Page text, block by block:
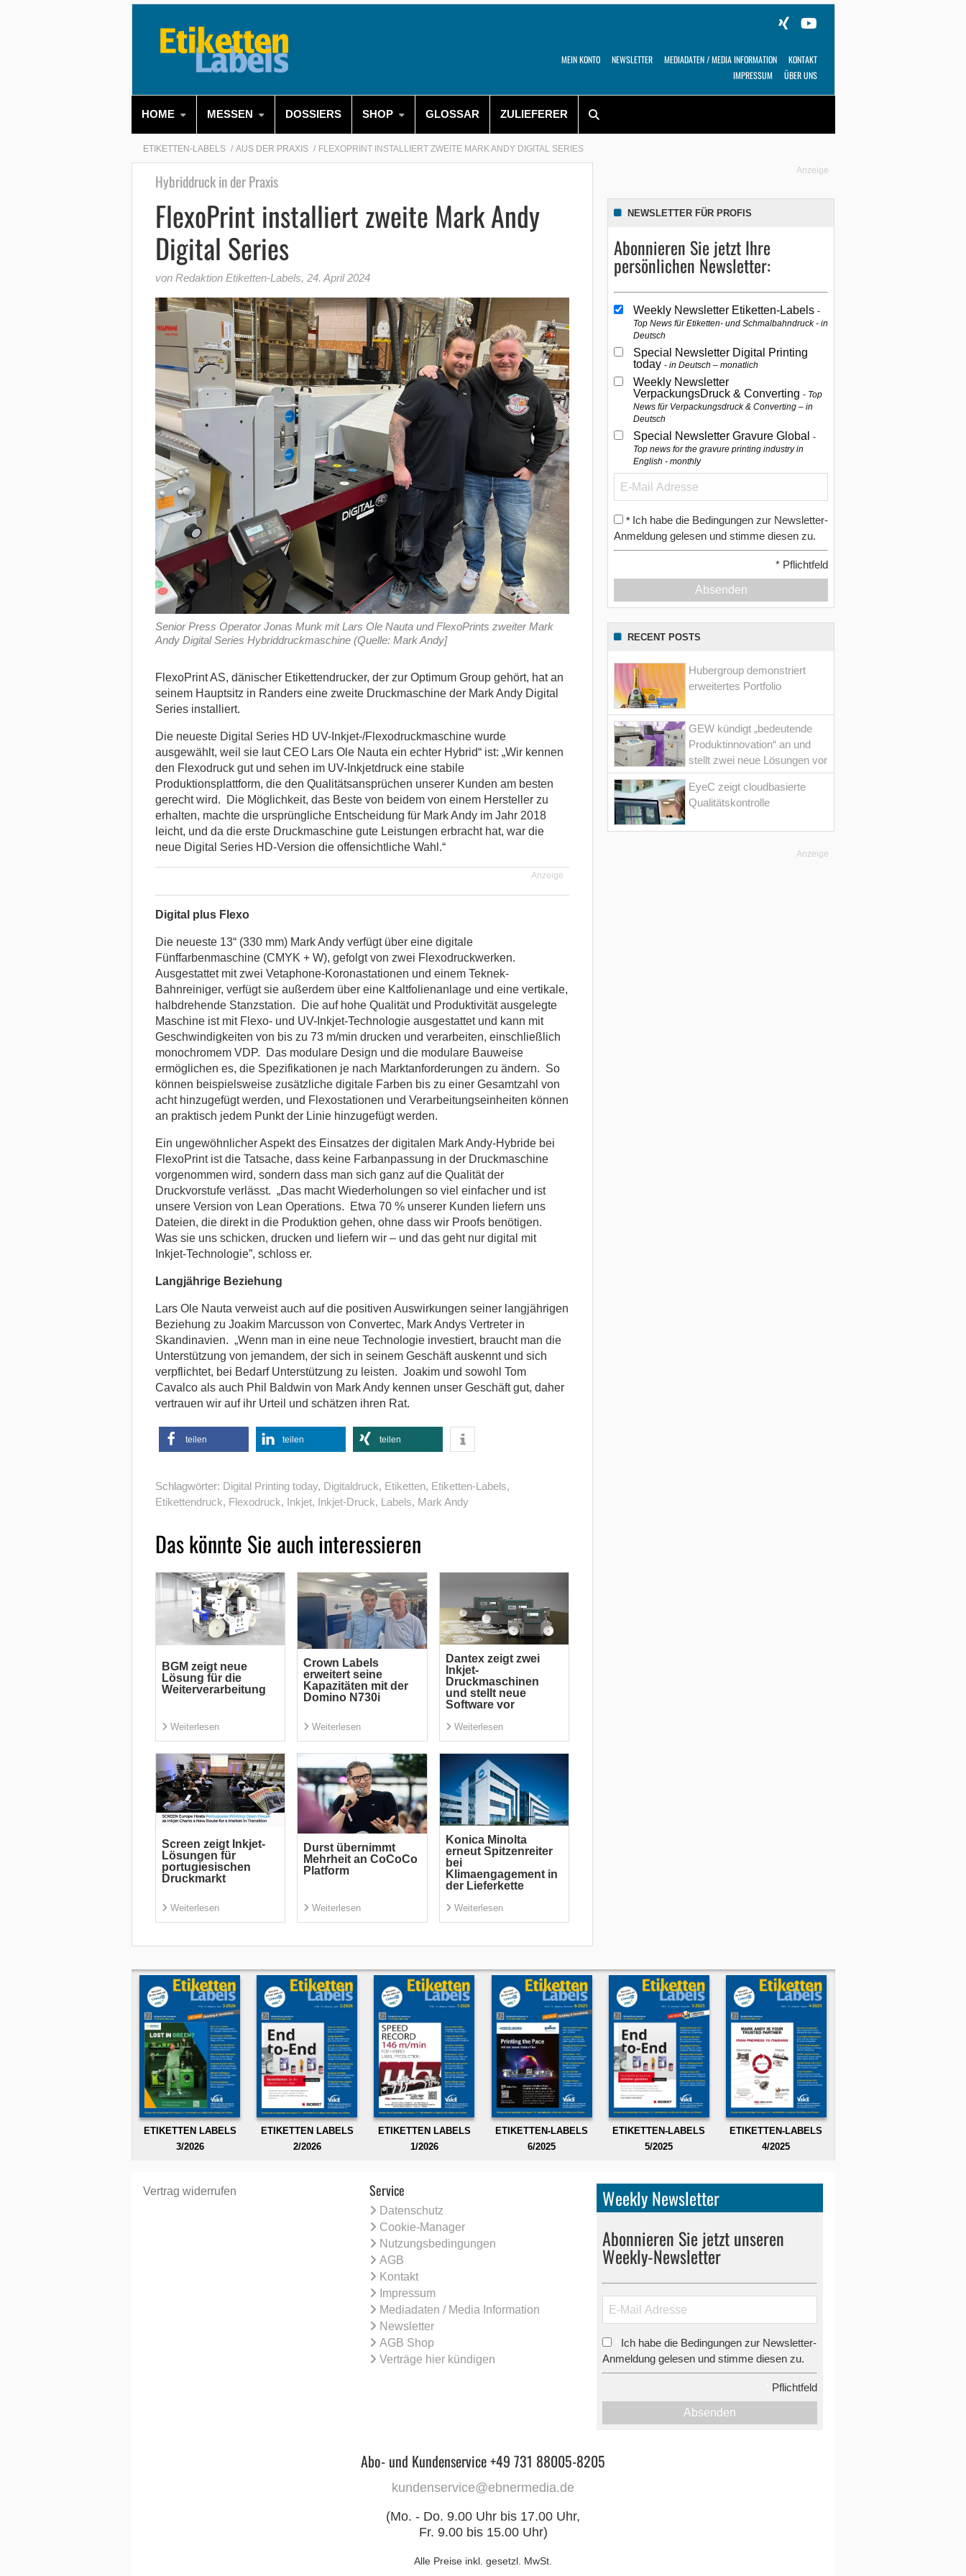
MEIN KONTO NEWSLETTER MEDIADATEN / MEDIA INFORMATION
KONTAKT
IMPRESSUM
ÜBER UNS
HOME MESSEN DOSSIERS SHOP GLOSSAR ZULIEFERER
ETIKETTEN-LABELS AUS DER PRAXIS FLEXOPRINT INSTALLIERT ZWEITE MARK ANDY DIGITAL SERIES
Hybriddruck in der Praxis
FlexoPrint installiert zweite Mark Andy
Digital Series
von Redaktion Etiketten-Labels, 24. April 2024
Senior Press Operator Jonas Munk mit Lars Ole Nauta und FlexoPrints zweiter Mark
Andy Digital Series Hybriddruckmaschine (Quelle: Mark Andy]
FlexoPrint AS, dänischer Etikettendrucker, der zur Optimum Group gehört, hat an
seinem Hauptsitz in Randers eine zweite Druckmaschine der Mark Andy Digital
Series installiert.
Die neueste Digital Series HD UV-Inkjet-/Flexodruckmaschine wurde
ausgewählt, weil sie laut CEO Lars Ole Nauta ein echter Hybrid“ ist: „Wir kennen
den Flexodruck gut und sehen im UV-Inkjetdruck eine stabile
Produktionsplattform, die den Qualitätsansprüchen unserer Kunden am besten
gerecht wird. Die Möglichkeit, das Beste von beidem von einem Hersteller zu
erhalten, machte die ursprüngliche Entscheidung für Mark Andy im Jahr 2018
leicht, und da die erste Druckmaschine gute Leistungen erbracht hat, war die
neue Digital Series HD-Version die offensichtliche Wahl.“
Anzeige
Digital plus Flexo
Die neueste 13“ (330 mm) Mark Andy verfügt über eine digitale
Fünffarbenmaschine (CMYK + W), gefolgt von zwei Flexodruckwerken.
Ausgestattet mit zwei Vetaphone-Koronastationen und einem Teknek-
Bahnreiniger, verfügt sie außerdem über eine Kaltfolienanlage und eine vertikale,
halbdrehende Stanzstation. Die auf hohe Qualität und Produktivität ausgelegte
Maschine ist mit Flexo- und UV-Inkjet-Technologie ausgestattet und kann mit
Geschwindigkeiten von bis zu 73 m/min drucken und verarbeiten, einschließlich
monochromem VDP. Das modulare Design und die modulare Bauweise
ermöglichen es, die Spezifikationen je nach Marktanforderungen zu ändern. So
können beispielsweise zusätzliche digitale Farben bis zu einer Gesamtzahl von
acht hinzugefügt werden, und Flexostationen und Verarbeitungseinheiten können
an praktisch jedem Punkt der Linie hinzugefügt werden.
Ein ungewöhnlicher Aspekt des Einsatzes der digitalen Mark Andy-Hybride bei
FlexoPrint ist die Tatsache, dass keine Farbanpassung in der Druckmaschine
vorgenommen wird, sondern dass man sich ganz auf die Qualität der
Druckvorstufe verlässt. „Das macht Wiederholungen so viel einfacher und ist
unsere Version von Lean Operations. Etwa 70 % unserer Kunden liefern uns
Dateien, die direkt in die Produktion gehen, ohne dass wir Proofs benötigen.
Was sie uns schicken, drucken und liefern wir – und das geht nur digital mit
Inkjet-Technologie”, schloss er.
Langjährige Beziehung
Lars Ole Nauta verweist auch auf die positiven Auswirkungen seiner langjährigen
Beziehung zu Joakim Marcusson von Convertec, Mark Andys Vertreter in
Skandinavien. „Wenn man in eine neue Technologie investiert, braucht man die
Unterstützung von jemandem, der sich in seinem Geschäft auskennt und sich
verpflichtet, bei Bedarf Unterstützung zu leisten. Joakim und sowohl Tom
Cavalco als auch Phil Baldwin von Mark Andy kennen unser Geschäft gut, daher
vertrauen wir auf ihr Urteil und schätzen ihren Rat.
teilen teilen teilen
Schlagwörter: Digital Printing today, Digitaldruck, Etiketten, Etiketten-Labels,
Etikettendruck, Flexodruck, Inkjet, Inkjet-Druck, Labels, Mark Andy
Das könnte Sie auch interessieren
BGM zeigt neue
Lösung für die
Weiterverarbeitung
Weiterlesen
Crown Labels
erweitert seine
Kapazitäten mit der
Domino N730i
Weiterlesen
Dantex zeigt zwei
Inkjet-
Druckmaschinen
und stellt neue
Software vor
Weiterlesen
Screen zeigt Inkjet-
Lösungen für
portugiesischen
Druckmarkt
Weiterlesen
Durst übernimmt
Mehrheit an CoCoCo
Platform
Weiterlesen
Konica Minolta
erneut Spitzenreiter
bei
Klimaengagement in
der Lieferkette
Weiterlesen
Anzeige
NEWSLETTER FÜR PROFIS
Abonnieren Sie jetzt Ihre
persönlichen Newsletter:
Weekly Newsletter Etiketten-Labels
Top News für Etiketten- und Schmalbahndruck - in
Deutsch
Special Newsletter Digital Printing
today in Deutsch – monatlich
Weekly Newsletter
VerpackungsDruck & Converting Top
News für Verpackungsdruck & Converting – in
Deutsch
Special Newsletter Gravure Global
Top news for the gravure printing industry in
English - monthly
* Ich habe die Bedingungen zur Newsletter-
Anmeldung gelesen und stimme diesen zu.
* Pflichtfeld
Absenden
RECENT POSTS
Hubergroup demonstriert
erweitertes Portfolio
GEW kündigt „bedeutende
Produktinnovation“ an und
stellt zwei neue Lösungen vor
EyeC zeigt cloudbasierte
Qualitätskontrolle
Anzeige
ETIKETTEN LABELS
3/2026
ETIKETTEN LABELS
2/2026
ETIKETTEN LABELS
1/2026
ETIKETTEN-LABELS
6/2025
ETIKETTEN-LABELS
5/2025
ETIKETTEN-LABELS
4/2025
Vertrag widerrufen Service
Datenschutz
Cookie-Manager
Nutzungsbedingungen
AGB
Kontakt
Impressum
Mediadaten / Media Information
Newsletter
AGB Shop
Verträge hier kündigen
Weekly Newsletter
Abonnieren Sie jetzt unseren
Weekly-Newsletter
Ich habe die Bedingungen zur Newsletter-
Anmeldung gelesen und stimme diesen zu.
Pflichtfeld
Absenden
Abo- und Kundenservice +49 731 88005-8205
kundenservice@ebnermedia.de
(Mo. - Do. 9.00 Uhr bis 17.00 Uhr,
Fr. 9.00 bis 15.00 Uhr)
Alle Preise inkl. gesetzl. MwSt.